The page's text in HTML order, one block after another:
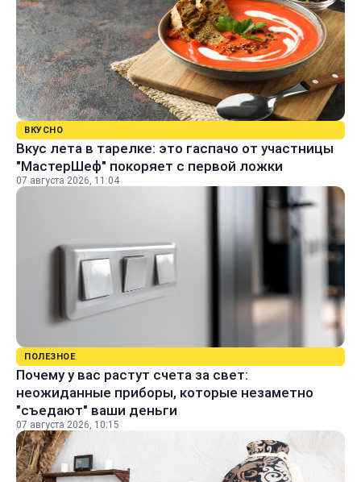
ВКУСНО
Вкус лета в тарелке: это гаспачо от участницы
"МастерШеф" покоряет с первой ложки
07 августа 2026, 11:04
ПОЛЕЗНОЕ
Почему у вас растут счета за свет:
неожиданные приборы, которые незаметно
"съедают" ваши деньги
07 августа 2026, 10:15